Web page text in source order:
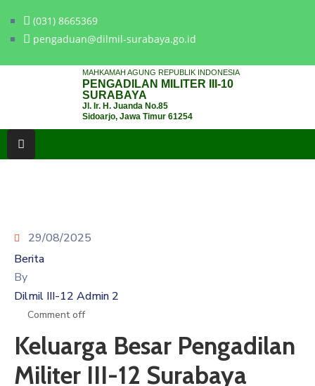
(031) 8665369
pengaduan@dilmil-surabaya.go.id
MAHKAMAH AGUNG REPUBLIK INDONESIA
PENGADILAN MILITER III-10
SURABAYA
Jl. Ir. H. Juanda No.85
Sidoarjo, Jawa Timur 61254
LAYANAN
HUKUM
PPID
KINERJA
RB
ARTIKEL
GALERI
29/08/2025
Berita
By
Dilmil III-12 Admin 2
Comment off
Keluarga Besar Pengadilan
Militer III-12 Surabaya